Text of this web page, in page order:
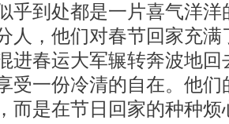
乎到处都是一片喜气洋
人，他们对春节回家充
进春运大军辗转奔波地
受一份冷清的自在。他
而是在节日回家的种种